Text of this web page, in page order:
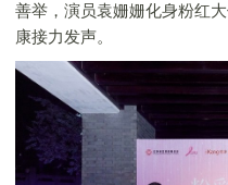
善举，演员袁姗姗化身粉红
康接力发声。